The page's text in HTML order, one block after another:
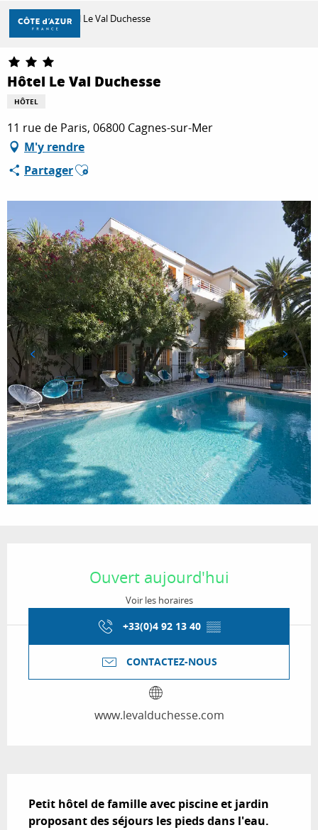
Aller
contenu
principal
DÉCOUVRIR
À FAIRE
SÉJOURNER
Accueil Hôtel Le Val Duchesse
Hôtel Le Val Duchesse
HÔTEL
11 rue de Paris, 06800 Cagnes-sur-Mer
M'y rendre
PartagerAjouter aux favoris
Ouvert aujourd'hui
Voir les horaires
+33(0)4 92 13 40 ▒▒
CONTACTEZ-NOUS
www.levalduchesse.com
Petit hôtel de famille avec piscine et jardin
proposant des séjours les pieds dans l'eau.